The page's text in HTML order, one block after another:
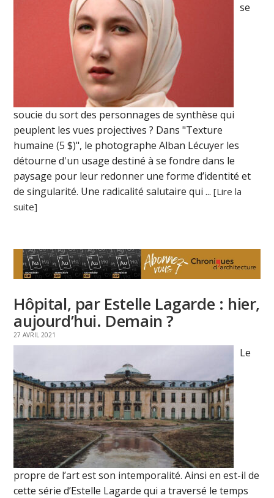
se
soucie du sort des personnages de synthèse qui
peuplent les vues projectives ? Dans "Texture
humaine (5 $)", le photographe Alban Lécuyer les
détourne d'un usage destiné à se fondre dans le
paysage pour leur redonner une forme d’identité et
de singularité. Une radicalité salutaire qui ...[Lire la
suite]
Hôpital, par Estelle Lagarde : hier,
aujourd’hui. Demain ?
27 AVRIL 2021
Le
propre de l’art est son intemporalité. Ainsi en est-il de
cette série d’Estelle Lagarde qui a traversé le temps